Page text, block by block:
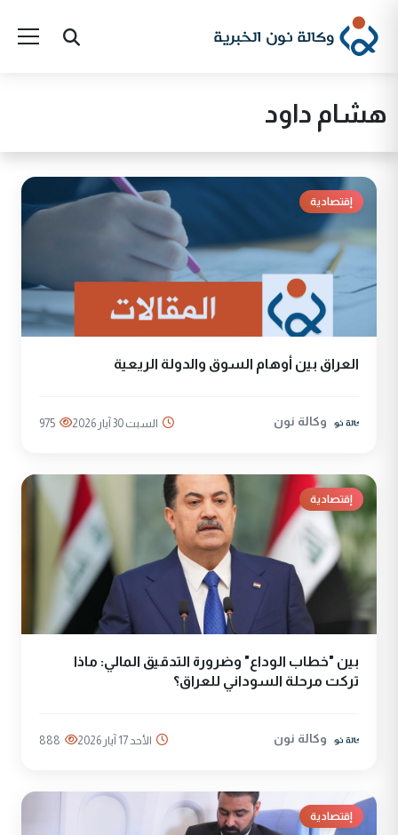
هشام داود
إقتصادية
العراق بين أوهام السوق والدولة الريعية
وكالة نون السبت 30 آيار 2026 975
إقتصادية
بين "خطاب الوداع" وضرورة التدقيق المالي: ماذا
تركت مرحلة السوداني للعراق؟
وكالة نون الأحد 17 آيار 2026 888
إقتصادية